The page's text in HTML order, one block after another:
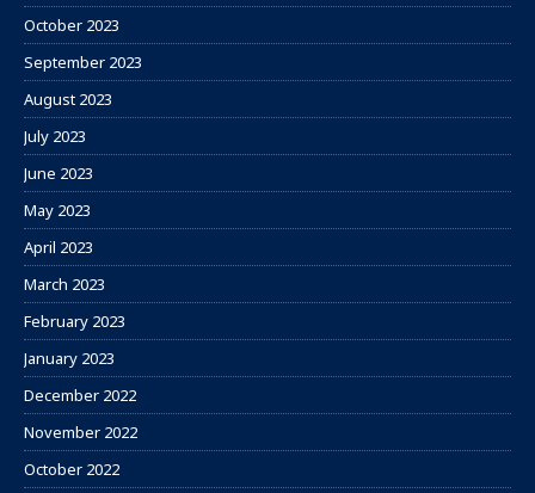
October 2023
September 2023
August 2023
July 2023
June 2023
May 2023
April 2023
March 2023
February 2023
January 2023
December 2022
November 2022
October 2022